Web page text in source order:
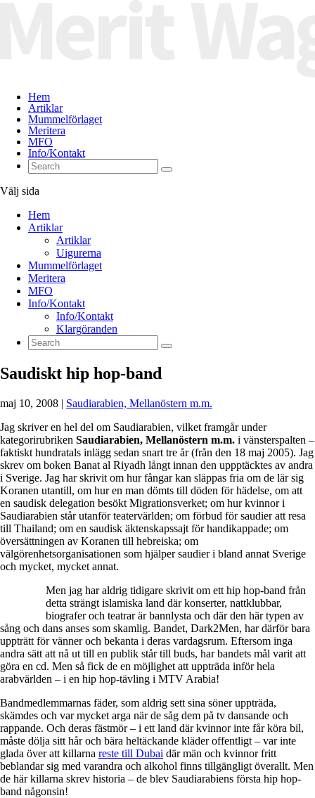
Hem
Artiklar
Mummelförlaget
Meritera
MFO
Info/Kontakt
Välj sida
Hem
Artiklar
Artiklar
Uigurerna
Mummelförlaget
Meritera
MFO
Info/Kontakt
Info/Kontakt
Klargöranden
Saudiskt hip hop-band
maj 10, 2008 | Saudiarabien, Mellanöstern m.m.
Jag skriver en hel del om Saudiarabien, vilket framgår under
kategorirubriken Saudiarabien, Mellanöstern m.m. i vänsterspalten –
faktiskt hundratals inlägg sedan snart tre år (från den 18 maj 2005). Jag
skrev om boken Banat al Riyadh långt innan den uppptäcktes av andra
i Sverige. Jag har skrivit om hur fångar kan släppas fria om de lär sig
Koranen utantill, om hur en man dömts till döden för hädelse, om att
en saudisk delegation besökt Migrationsverket; om hur kvinnor i
Saudiarabien står utanför teatervärlden; om förbud för saudier att resa
till Thailand; om en saudisk äktenskapssajt för handikappade; om
översättningen av Koranen till hebreiska; om
välgörenhetsorganisationen som hjälper saudier i bland annat Sverige
och mycket, mycket annat.
Men jag har aldrig tidigare skrivit om ett hip hop-band från
detta strängt islamiska land där konserter, nattklubbar,
biografer och teatrar är bannlysta och där den här typen av
sång och dans anses som skamlig. Bandet, Dark2Men, har därför bara
uppträtt för vänner och bekanta i deras vardagsrum. Eftersom inga
andra sätt att nå ut till en publik står till buds, har bandets mål varit att
göra en cd. Men så fick de en möjlighet att uppträda inför hela
arabvärlden – i en hip hop-tävling i MTV Arabia!
Bandmedlemmarnas fäder, som aldrig sett sina söner uppträda,
skämdes och var mycket arga när de såg dem på tv dansande och
rappande. Och deras fästmör – i ett land där kvinnor inte får köra bil,
måste dölja sitt hår och bära heltäckande kläder offentligt – var inte
glada över att killarna reste till Dubai där män och kvinnor fritt
beblandar sig med varandra och alkohol finns tillgängligt överallt. Men
de här killarna skrev historia – de blev Saudiarabiens första hip hop-
band någonsin!